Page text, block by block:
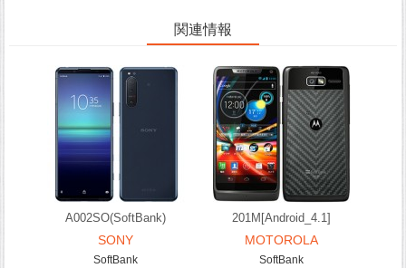
関連情報
A002SO(SoftBank)
SONY
SoftBank
201M[Android_4.1]
MOTOROLA
SoftBank